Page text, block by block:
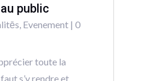
public
Evenement| 0
toute la
s’y rendre et